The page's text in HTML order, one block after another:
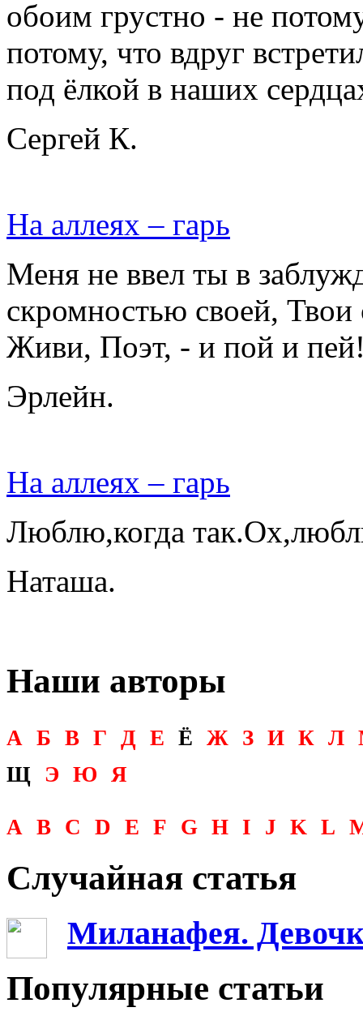
обоим грустно - не
потому, что вдруг
под ёлкой в наших
Сергей К.
На аллеях – гарь
Меня не ввел ты в
скромностью своей,
Живи, Поэт, - и пой и
Эрлейн.
На аллеях – гарь
Люблю,когда
Наташа.
Наши авторы
А Б В Г Д Е Ё Ж З И К Л
Щ Э Ю Я
A B C D E F G H I J K L
Случайная статья
Миланафея.
Популярные статьи